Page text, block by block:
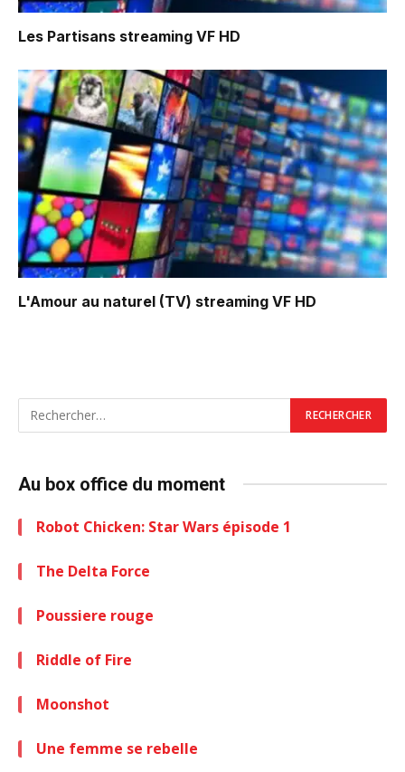
Les Partisans streaming VF HD
L'Amour au naturel (TV) streaming VF HD
Au box office du moment
Robot Chicken: Star Wars épisode 1
The Delta Force
Poussiere rouge
Riddle of Fire
Moonshot
Une femme se rebelle